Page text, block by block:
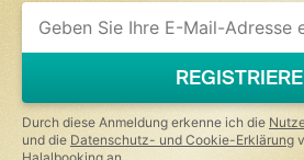
Durch diese Anmeldung erkenne ich die
und die Datenschutz- und Cookie-Erklärung